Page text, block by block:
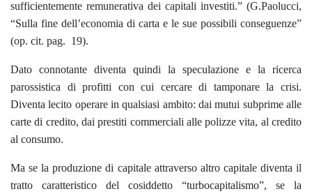
sufficientemente remunerativa dei capitali investiti.” (G.Paolucci,
“Sulla fine dell’economia di carta e le sue possibili conseguenze”
(op. cit. pag. 19).
Dato connotante diventa quindi la speculazione e la ricerca
parossistica di profitti con cui cercare di tamponare la crisi.
Diventa lecito operare in qualsiasi ambito: dai mutui subprime alle
carte di credito, dai prestiti commerciali alle polizze vita, al credito
al consumo.
Ma se la produzione di capitale attraverso altro capitale diventa il
tratto caratteristico del cosiddetto “turbocapitalismo”, se la